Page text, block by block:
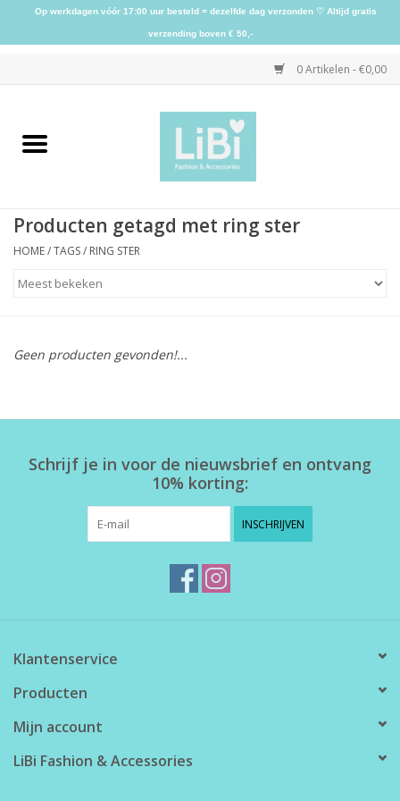
0 Artikelen - €0,00
Home
Schoenen
Herensokken
Producten getagd met ring ster
HOME/TAGS/ RING STER
Geen producten gevonden!...
Schrijf je in voor de nieuwsbrief en ontvang
10% korting:
INSCHRIJVEN
Klantenservice
Producten
Mijn account
LiBi Fashion & Accessories
Op werkdagen vóór 17:00 uur besteld = dezelfde dag verzonden ♡ Altijd gratis
verzending boven € 50,-